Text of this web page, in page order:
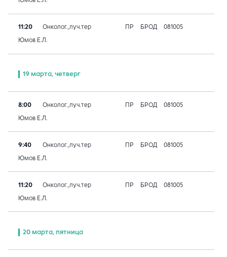
11:20 Онколог.,луч.тер ПР БРОД 081005
Юмов Е.Л.
19 марта, четверг
8:00 Онколог.,луч.тер ПР БРОД 081005
Юмов Е.Л.
9:40 Онколог.,луч.тер ПР БРОД 081005
Юмов Е.Л.
11:20 Онколог.,луч.тер ПР БРОД 081005
Юмов Е.Л.
20 марта, пятница